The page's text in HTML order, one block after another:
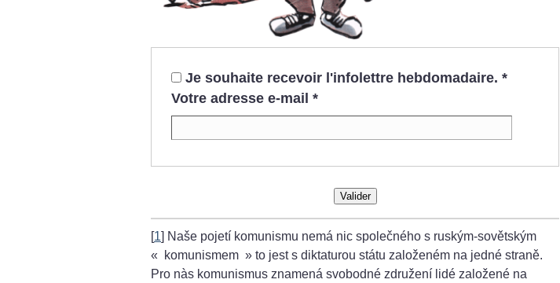
Je souhaite recevoir l'infolettre hebdomadaire. *
Votre adresse e-mail *
Valider
[1] Naše pojetí komunismu nemá nic společného s ruským-sovětským
«
komunismem » to jest s diktaturou státu založeném na jedné straně.
Pro nàs komunismus znamená svobodné združení lidé založené na